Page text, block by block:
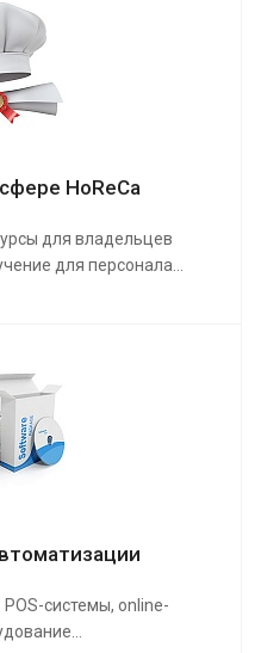
HoReCa
для владельцев
для персонала…
системы, online-